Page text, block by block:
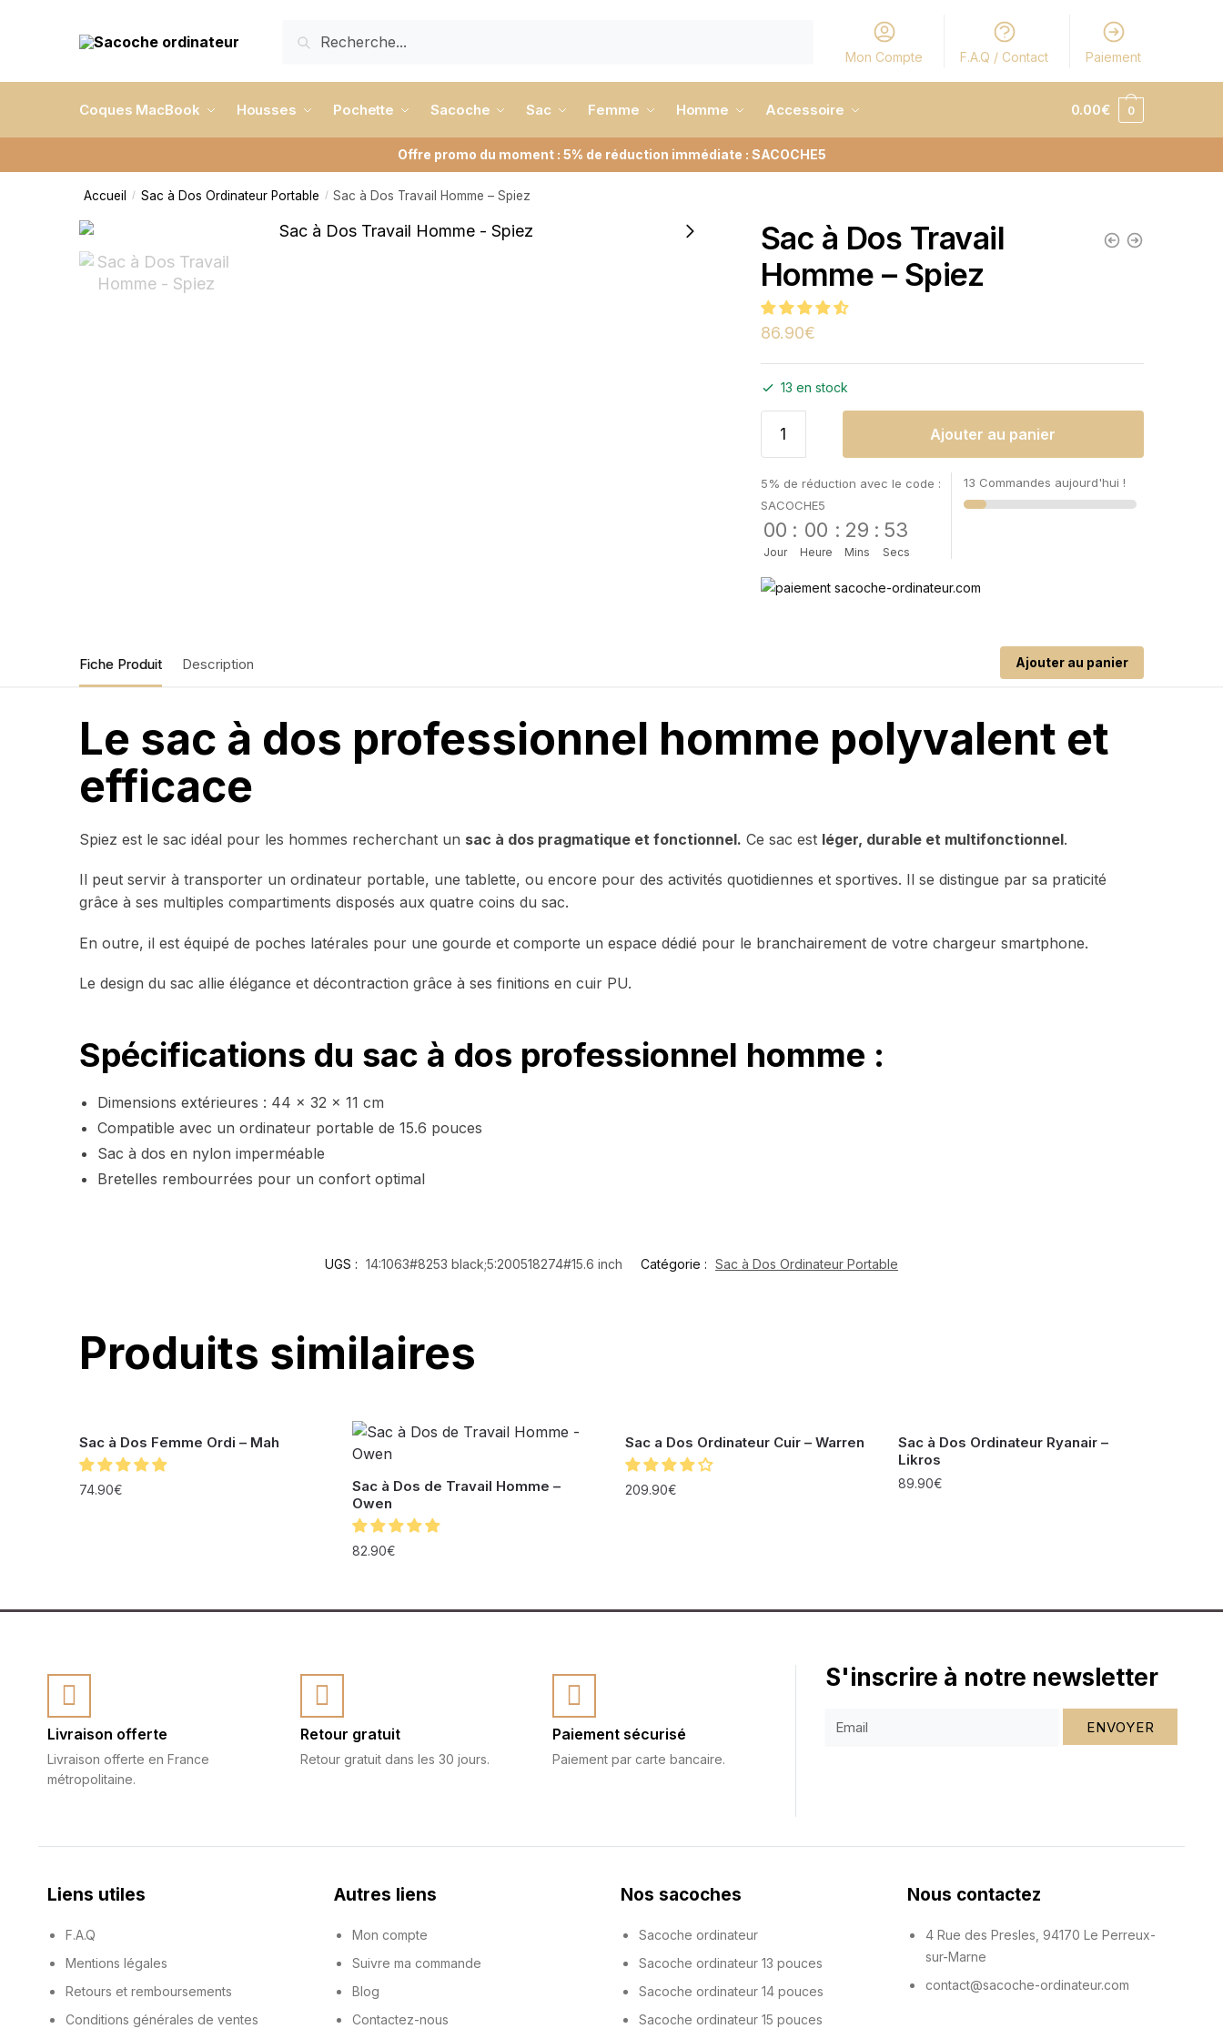
Mon Compte F.A.Q / Contact Paiement
Coques MacBook Housses Pochette Sacoche Sac Femme Homme Accessoire 0.00€ 0
Offre promo du moment : 5% de réduction immédiate : SACOCHE5
Accueil / Sac à Dos Ordinateur Portable / Sac à Dos Travail Homme – Spiez
Sac à Dos Travail
Homme – Spiez
86.90€
13 en stock
Ajouter au panier
5% de réduction avec le code :
SACOCHE5
00
Jour
: 00
Heure
: 29
Mins
: 52
Secs
13 Commandes aujourd'hui !
Fiche Produit Description Ajouter au panier
Le sac à dos professionnel homme polyvalent et
efficace
Spiez est le sac idéal pour les hommes recherchant un sac à dos pragmatique et fonctionnel. Ce sac est léger, durable et multifonctionnel.
Il peut servir à transporter un ordinateur portable, une tablette, ou encore pour des activités quotidiennes et sportives. Il se distingue par sa praticité
grâce à ses multiples compartiments disposés aux quatre coins du sac.
En outre, il est équipé de poches latérales pour une gourde et comporte un espace dédié pour le branchairement de votre chargeur smartphone.
Le design du sac allie élégance et décontraction grâce à ses finitions en cuir PU.
Spécifications du sac à dos professionnel homme :
Dimensions extérieures : 44 x 32 x 11 cm
Compatible avec un ordinateur portable de 15.6 pouces
Sac à dos en nylon imperméable
Bretelles rembourrées pour un confort optimal
UGS : 14:1063#8253 black;5:200518274#15.6 inch Catégorie : Sac à Dos Ordinateur Portable
Produits similaires
Sac à Dos Femme Ordi – Mah
74.90€
Sac à Dos de Travail Homme –
Owen
82.90€
Sac a Dos Ordinateur Cuir – Warren
209.90€
Sac à Dos Ordinateur Ryanair –
Likros
89.90€
Livraison offerte
Livraison offerte en France
métropolitaine.
Retour gratuit
Retour gratuit dans les 30 jours.
Paiement sécurisé
Paiement par carte bancaire.
S'inscrire à notre newsletter
ENVOYER
Liens utiles
F.A.Q
Mentions légales
Retours et remboursements
Conditions générales de ventes
Autres liens
Mon compte
Suivre ma commande
Blog
Contactez-nous
Nos sacoches
Sacoche ordinateur
Sacoche ordinateur 13 pouces
Sacoche ordinateur 14 pouces
Sacoche ordinateur 15 pouces
Nous contactez
4 Rue des Presles, 94170 Le Perreux-
sur-Marne
contact@sacoche-ordinateur.com